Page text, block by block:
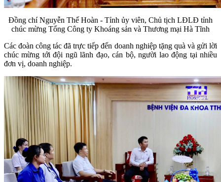
Đồng chí Nguyễn Thế Hoàn - Tỉnh ủy viên, Chủ tịch LĐLĐ tỉnh
chúc mừng Tổng Công ty Khoáng sản và Thương mại Hà Tĩnh
Các đoàn công tác đã trực tiếp đến doanh nghiệp tặng quà và gửi lời
chúc mừng tới đội ngũ lãnh đạo, cán bộ, người lao động tại nhiều
đơn vị, doanh nghiệp.